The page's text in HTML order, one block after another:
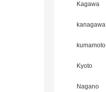
Kagawa
kanagawa
kumamoto
Kyoto
Nagano